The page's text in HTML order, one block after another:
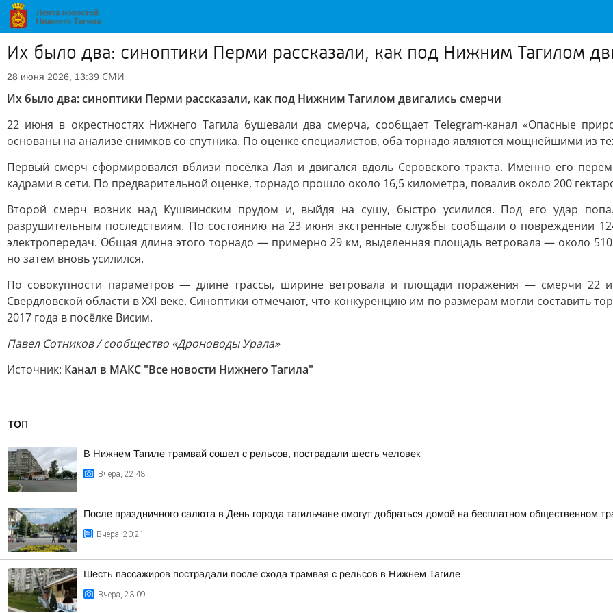
Их было два: синоптики Перми рассказали, как под Нижним Тагилом
28 июня 2026, 13:39 СМИ
Их было два: синоптики Перми рассказали, как под Нижним Тагилом двигались смерчи
22 июня в окрестностях Нижнего Тагила бушевали два смерча, сообщает Telegram-канал «Опасные
основаны на анализе снимков со спутника. По оценке специалистов, оба торнадо являются мощнейшими из
Первый смерч сформировался вблизи посёлка Лая и двигался вдоль Серовского тракта. Именно его
кадрами в сети. По предварительной оценке, торнадо прошло около 16,5 километра, повалив около 200
Второй смерч возник над Кушвинским прудом и, выйдя на сушу, быстро усилился. Под его удар
разрушительным последствиям. По состоянию на 23 июня экстренные службы сообщали о повреждении
электропередач. Общая длина этого торнадо — примерно 29 км, выделенная площадь ветровала — около
но затем вновь усилился.
По совокупности параметров — длине трассы, ширине ветровала и площади поражения — смерчи 22
Свердловской области в XXI веке. Синоптики отмечают, что конкуренцию им по размерам могли составить
2017 года в посёлке Висим.
Павел Сотников / сообщество «Дроноводы Урала»
Источник: Канал в МАКС "Все новости Нижнего Тагила"
ТОП
В Нижнем Тагиле трамвай сошел с рельсов, пострадали шесть человек
Вчера, 22:48
После праздничного салюта в День города тагильчане смогут добраться домой на бесплатном общественном
Вчера, 20:21
Шесть пассажиров пострадали после схода трамвая с рельсов в Нижнем Тагиле
Вчера, 23:09